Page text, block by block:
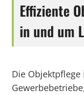
Effiziente
in und um
Die